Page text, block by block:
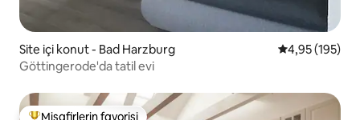
Site içi konut - Bad Harzburg 5 üzerinden
4,95 (195)
Göttingerode'da tatil evi